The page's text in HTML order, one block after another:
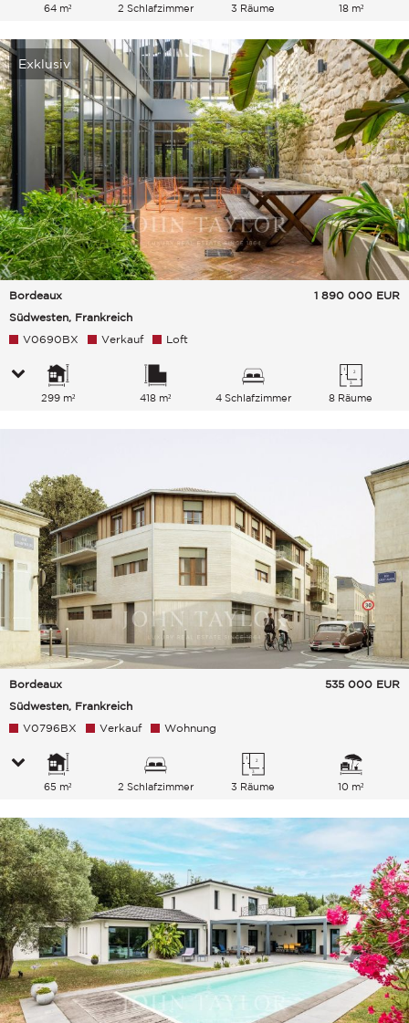
64 m² 2 Schlafzimmer 3 Räume 18 m²
Exklusiv
Bordeaux
Südwesten, Frankreich
1 890 000 EUR
V0690BX Verkauf Loft
299 m² 418 m² 4 Schlafzimmer 8 Räume
Bordeaux
Südwesten, Frankreich
535 000 EUR
V0796BX Verkauf Wohnung
65 m² 2 Schlafzimmer 3 Räume 10 m²